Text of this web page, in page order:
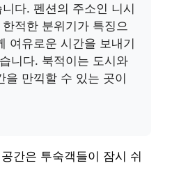
다. 펜션의 주소인 니시
적한 분위기가 특징으
여유로운 시간을 보내기
니다. 북적이는 도시와
을 만끽할 수 있는 곳이
간은 투숙객들이 잠시 쉬